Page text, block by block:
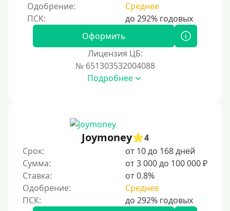
Процент
С пролонгацией (продлением)
Под высокий процент
С ежемесячным платежом
Под низкий процент
Без процентов
Первый займ без процентов
Без процентов на 30 дней
Одобрение:
Среднее
Оформить
Лицензия ЦБ:
№ 651303532004088
Подробнее
Joymoney
4
Срок:
от 10 до 168 дней
Сумма:
от 3 000 до 100 000 ₽
Ставка:
от 0.8%
Одобрение:
Среднее